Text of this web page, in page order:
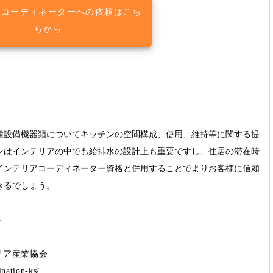
ーディネーターへの依頼はこち
らから
備機器類についてキッチンの空間構成、使用、維持等に関する提
インテリアの中でも給排水の設計上も重要ですし、住居の滞在時
テリアコーディネーター資格と併用することでよりお客様に信頼
でしょう。
ア産業協会
ks/